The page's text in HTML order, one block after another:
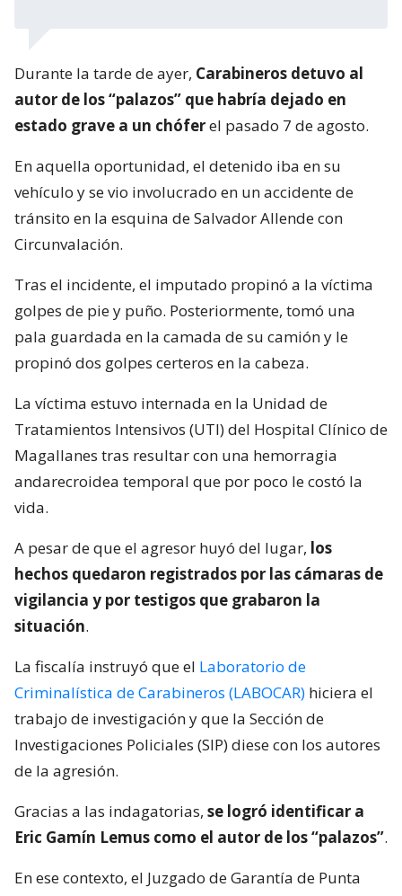
Durante la tarde de ayer, Carabineros detuvo al
autor de los “palazos” que habría dejado en
estado grave a un chóferel pasado 7 de agosto.
En aquella oportunidad, el detenido iba en su
vehículo y se vio involucrado en un accidente de
tránsito en la esquina de Salvador Allende con
Circunvalación.
Tras el incidente, el imputado propinó a la víctima
golpes de pie y puño. Posteriormente, tomó una
pala guardada en la camada de su camión y le
propinó dos golpes certeros en la cabeza.
La víctima estuvo internada en la Unidad de
Tratamientos Intensivos (UTI) del Hospital Clínico de
Magallanes tras resultar con una hemorragia
andarecroidea temporal que por poco le costó la
vida.
A pesar de que el agresor huyó del lugar, los
hechos quedaron registrados por las cámaras de
vigilancia y por testigos que grabaron la
situación.
La fiscalía instruyó que el Laboratorio de
Criminalística de Carabineros (LABOCAR) hiciera el
trabajo de investigación y que la Sección de
Investigaciones Policiales (SIP) diese con los autores
de la agresión.
Gracias a las indagatorias, se logró identificar a
Eric Gamín Lemus como el autor de los “palazos”.
En ese contexto, el Juzgado de Garantía de Punta